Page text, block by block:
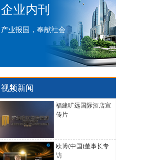
企业内刊
产业报国，奉献社会
视频新闻
福建旷远国际酒店宣
传片
欧博(中国)董事长专
访